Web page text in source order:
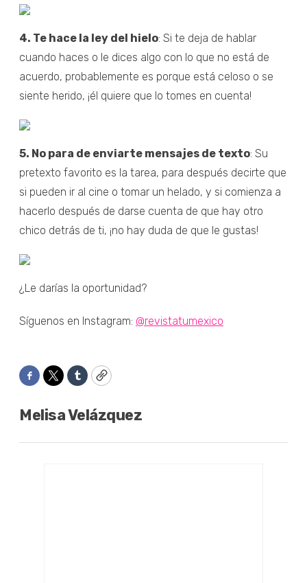
4. Te hace la ley del hielo: Si te deja de hablar
cuando haces o le dices algo con lo que no está de
acuerdo, probablemente es porque está celoso o se
siente herido, ¡él quiere que lo tomes en cuenta!
5. No para de enviarte mensajes de texto: Su
pretexto favorito es la tarea, para después decirte que
si pueden ir al cine o tomar un helado, y si comienza a
hacerlo después de darse cuenta de que hay otro
chico detrás de ti, ¡no hay duda de que le gustas!
¿Le darías la oportunidad?
Síguenos en Instagram: @revistatumexico
Facebook
TwitterTumblrCopy
Melisa Velázquez